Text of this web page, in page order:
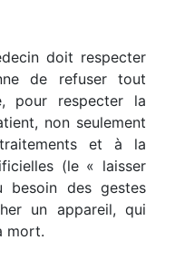
doit respecter
de refuser tout
pour respecter la
non seulement
et à la
(le « laisser
des gestes
un appareil, qui
mort.